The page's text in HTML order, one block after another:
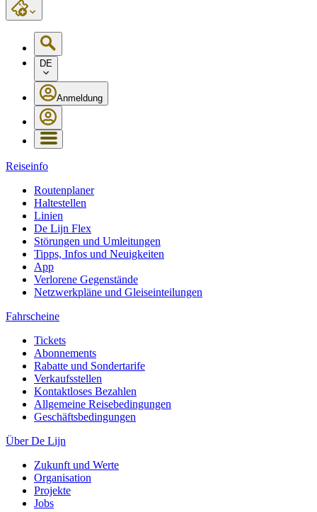
DE
Anmeldung
Reiseinfo
Routenplaner
Haltestellen
Linien
De Lijn Flex
Störungen und Umleitungen
Tipps, Infos und Neuigkeiten
App
Verlorene Gegenstände
Netzwerkpläne und Gleiseinteilungen
Fahrscheine
Tickets
Abonnements
Rabatte und Sondertarife
Verkaufsstellen
Kontaktloses Bezahlen
Allgemeine Reisebedingungen
Geschäftsbedingungen
Über De Lijn
Zukunft und Werte
Organisation
Projekte
Jobs